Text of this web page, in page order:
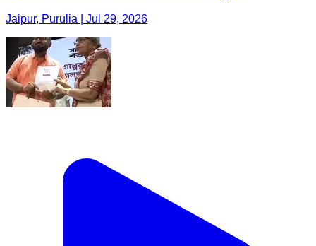
Jaipur, Purulia | Jul 29, 2026